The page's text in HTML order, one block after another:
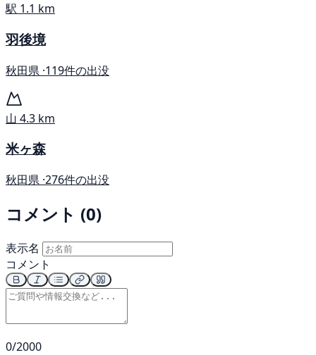
駅 1.1 km
羽後境
秋田県 ·119件の出没
山 4.3 km
米ヶ森
秋田県 ·276件の出没
コメント (0)
表示名
コメント
0/2000